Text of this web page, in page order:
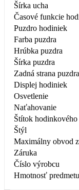
Šírka ucha
Časové funkcie
Puzdro hodiniek
Farba puzdra
Hrúbka puzdra
Šírka puzdra
Zadná strana puzdra
Displej hodiniek
Osvetlenie
Naťahovanie
Štítok hodinkového
Štýl
Maximálny obvod
Záruka
Číslo výrobcu
Hmotnosť predmetu